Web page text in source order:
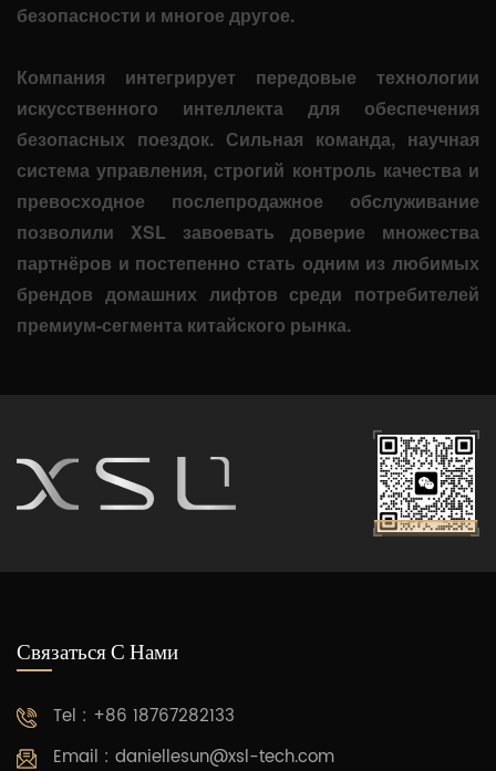
безопасности и многое другое.
Компания интегрирует передовые технологии
искусственного интеллекта для обеспечения
безопасных поездок. Сильная команда, научная
система управления, строгий контроль качества и
превосходное послепродажное обслуживание
позволили XSL завоевать доверие множества
партнёров и постепенно стать одним из любимых
брендов домашних лифтов среди потребителей
премиум-сегмента китайского рынка.
Связаться С Нами
Tel : +86 18767282133
Email : daniellesun@xsl-tech.com